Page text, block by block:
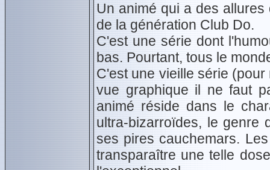
Un animé qui a des
de la génération Club Do.
C'est une série dont
bas. Pourtant, tous le
C'est une vieille série
vue graphique il ne faut
animé réside dans le
ultra-bizarroïdes, le genre
ses pires cauchemars.
transparaître une telle